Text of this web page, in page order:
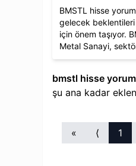
BMSTL hisse
gelecek beklentileri
için önem taşıyor.
Metal Sanayi,
ve finansal
bmstl hisse yorum
şu ana kadar
« ⟨ 1